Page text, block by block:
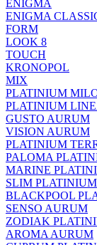
ENIGMA
ENIGMA
FORM
LOOK 8
TOUCH
KRONOPOL
MIX
PLATINIUM
PLATINIUM
GUSTO AURUM
VISION AURUM
PLATINIUM
PALOMA
MARINE
SLIM PLATINIUM
BLACKPOOL
SENSO AURUM
ZODIAK
AROMA AURUM